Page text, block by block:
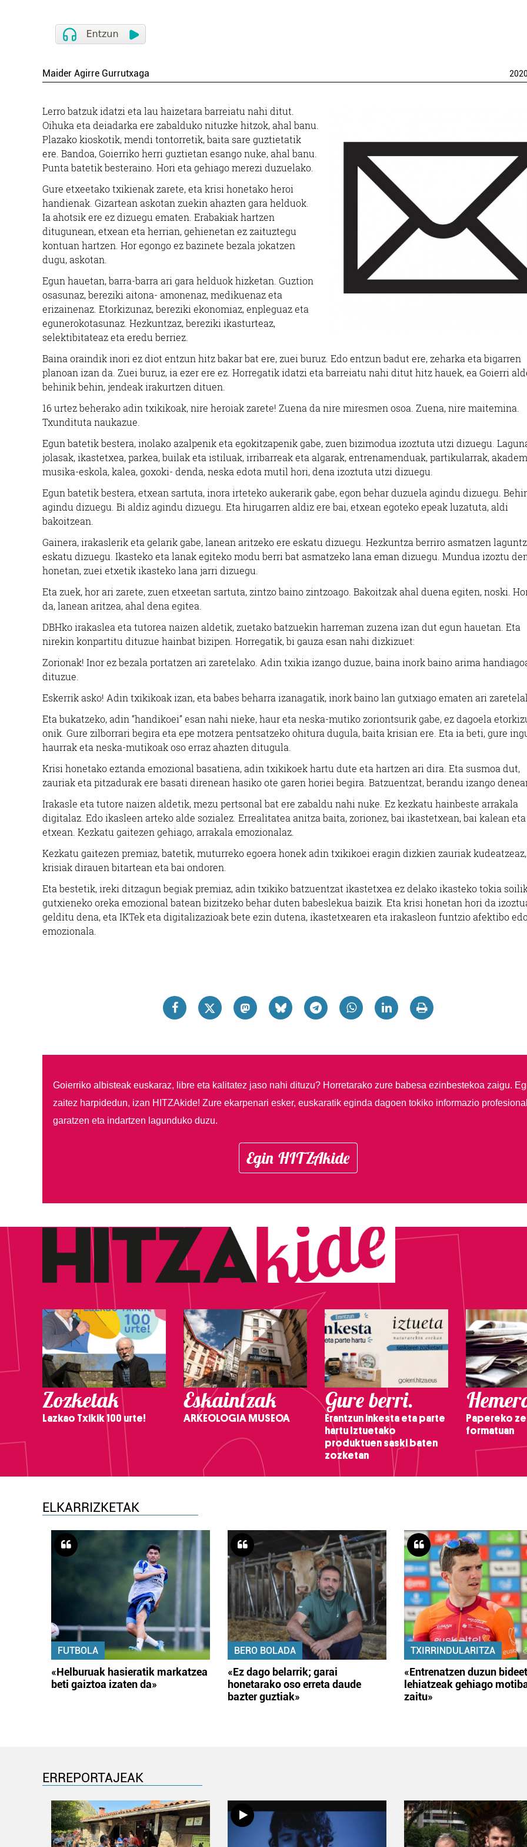
Maider Agirre Gurrutxaga
Lerro batzuk idatzi eta lau haizetara barreiatu nahi ditut.
Oihuka eta deiadarka ere zabalduko nituzke hitzok, ahal banu.
Plazako kioskotik, mendi tontorretik, baita sare guztietatik
ere. Bandoa, Goierriko herri guztietan esango nuke, ahal banu.
Punta batetik besteraino. Hori eta gehiago merezi duzuelako.
Gure etxeetako txikienak zarete, eta krisi honetako heroi
handienak. Gizartean askotan zuekin ahazten gara helduok.
Ia ahotsik ere ez dizuegu ematen. Erabakiak hartzen
ditugunean, etxean eta herrian, gehienetan ez zaituztegu
kontuan hartzen. Hor egongo ez bazinete bezala jokatzen
dugu, askotan.
Egun hauetan, barra-barra ari gara helduok hizketan. Guztion
osasunaz, bereziki aitona- amonenaz, medikuenaz eta
erizainenaz. Etorkizunaz, bereziki ekonomiaz, enpleguaz eta
egunerokotasunaz. Hezkuntzaz, bereziki ikasturteaz,
selektibitateaz eta eredu berriez.
Baina oraindik inori ez diot entzun hitz bakar bat ere, zuei buruz. Edo entzun badut ere, zeharka eta bigarren
planoan izan da. Zuei buruz, ia ezer ere ez. Horregatik idatzi eta barreiatu nahi ditut hitz hauek, ea Goierri
behinik behin, jendeak irakurtzen dituen.
16 urtez beherako adin txikikoak, nire heroiak zarete! Zuena da nire miresmen osoa. Zuena, nire maitemina.
Txundituta naukazue.
Egun batetik bestera, inolako azalpenik eta egokitzapenik gabe, zuen bizimodua izoztuta utzi dizuegu.
jolasak, ikastetxea, parkea, builak eta istiluak, irribarreak eta algarak, entrenamenduak, partikularrak,
musika-eskola, kalea, goxoki- denda, neska edota mutil hori, dena izoztuta utzi dizuegu.
Egun batetik bestera, etxean sartuta, inora irteteko aukerarik gabe, egon behar duzuela agindu dizuegu.
agindu dizuegu. Bi aldiz agindu dizuegu. Eta hirugarren aldiz ere bai, etxean egoteko epeak luzatuta, aldi
bakoitzean.
Gainera, irakaslerik eta gelarik gabe, lanean aritzeko ere eskatu dizuegu. Hezkuntza berriro asmatzen
eskatu dizuegu. Ikasteko eta lanak egiteko modu berri bat asmatzeko lana eman dizuegu. Mundua izoztu
honetan, zuei etxetik ikasteko lana jarri dizuegu.
Eta zuek, hor ari zarete, zuen etxeetan sartuta, zintzo baino zintzoago. Bakoitzak ahal duena egiten, noski.
da, lanean aritzea, ahal dena egitea.
DBHko irakaslea eta tutorea naizen aldetik, zuetako batzuekin harreman zuzena izan dut egun hauetan. Eta
nirekin konpartitu dituzue hainbat bizipen. Horregatik, bi gauza esan nahi dizkizuet:
Zorionak! Inor ez bezala portatzen ari zaretelako. Adin txikia izango duzue, baina inork baino arima
dituzue.
Eskerrik asko! Adin txikikoak izan, eta babes beharra izanagatik, inork baino lan gutxiago ematen ari
Eta bukatzeko, adin “handikoei” esan nahi nieke, haur eta neska-mutiko zoriontsurik gabe, ez dagoela
onik. Gure zilborrari begira eta epe motzera pentsatzeko ohitura dugula, baita krisian ere. Eta ia beti, gure
haurrak eta neska-mutikoak oso erraz ahazten ditugula.
Krisi honetako eztanda emozional basatiena, adin txikikoek hartu dute eta hartzen ari dira. Eta susmoa dut,
zauriak eta pitzadurak ere basati direnean hasiko ote garen horiei begira. Batzuentzat, berandu izango
Irakasle eta tutore naizen aldetik, mezu pertsonal bat ere zabaldu nahi nuke. Ez kezkatu hainbeste arrakala
digitalaz. Edo ikasleen arteko alde sozialez. Errealitatea anitza baita, zorionez, bai ikastetxean, bai kalean eta
etxean. Kezkatu gaitezen gehiago, arrakala emozionalaz.
Kezkatu gaitezen premiaz, batetik, muturreko egoera honek adin txikikoei eragin dizkien zauriak
krisiak dirauen bitartean eta bai ondoren.
Eta bestetik, ireki ditzagun begiak premiaz, adin txikiko batzuentzat ikastetxea ez delako ikasteko tokia
gutxieneko oreka emozional batean bizitzeko behar duten babeslekua baizik. Eta krisi honetan hori da
gelditu dena, eta IKTek eta digitalizazioak bete ezin dutena, ikastetxearen eta irakasleon funtzio afektibo
emozionala.
Goierriko albisteak euskaraz, libre eta kalitatez jaso nahi dituzu? Horretarako zure babesa ezinbestekoa zaigu.
zaitez harpidedun, izan HITZAkide! Zure ekarpenari esker, euskaratik eginda dagoen tokiko informazio
garatzen eta indartzen lagunduko duzu.
Egin HITZAkide
Zozketak
Lazkao Txikik 100 urte!
Eskaintzak
ARKEOLOGIA MUSEOA
Gure berri.
Erantzun inkesta eta parte
hartu Iztuetako
produktuen saski baten
zozketan
Papereko
formatuan
ELKARRIZKETAK
FUTBOLA
«Helburuak hasieratik markatzea
beti gaiztoa izaten da»
BERO BOLADA
«Ez dago belarrik; garai
honetarako oso erreta daude
bazter guztiak»
TXIRRINDULARITZA
«Entrenatzen duzun
lehiatzeak gehiago
zaitu»
ERREPORTAJEAK